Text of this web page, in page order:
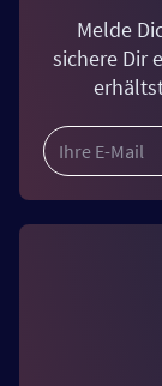
Melde
sichere Dir